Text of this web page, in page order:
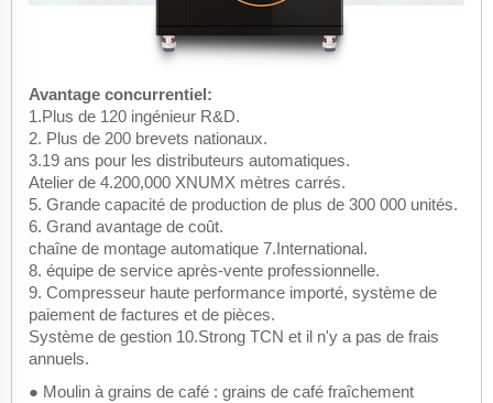
Avantage concurrentiel:
1.Plus de 120 ingénieur R&D.
2. Plus de 200 brevets nationaux.
3.19 ans pour les distributeurs automatiques.
Atelier de 4.200,000 XNUMX mètres carrés.
5. Grande capacité de production de plus de 300 000 unités.
6. Grand avantage de coût.
chaîne de montage automatique 7.International.
8. équipe de service après-vente professionnelle.
9. Compresseur haute performance importé, système de
paiement de factures et de pièces.
Système de gestion 10.Strong TCN et il n'y a pas de frais
annuels.
● Moulin à grains de café : grains de café fraîchement